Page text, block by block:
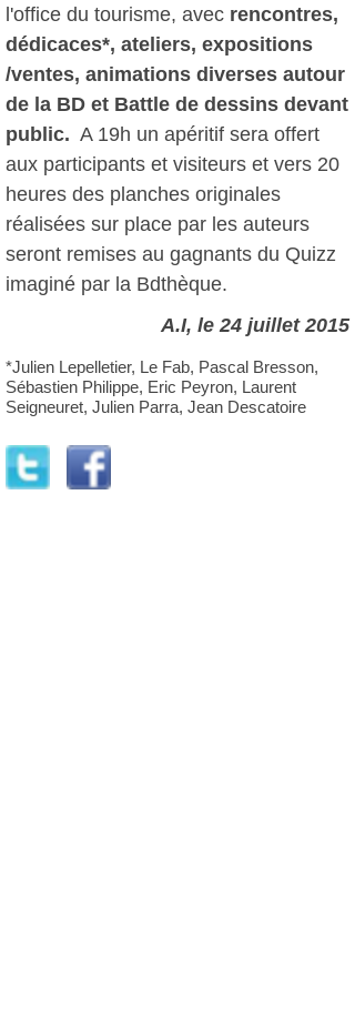
l'office du tourisme, avec rencontres,
dédicaces*, ateliers, expositions
/ventes, animations diverses autour
de la BD et Battle de dessins devant
public. A 19h un apéritif sera offert
aux participants et visiteurs et vers 20
heures des planches originales
réalisées sur place par les auteurs
seront remises au gagnants du Quizz
imaginé par la Bdthèque.
A.I, le 24 juillet 2015
*Julien Lepelletier, Le Fab, Pascal Bresson,
Sébastien Philippe, Eric Peyron, Laurent
Seigneuret, Julien Parra, Jean Descatoire